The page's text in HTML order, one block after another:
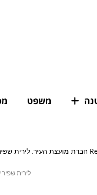
משפט
לירית